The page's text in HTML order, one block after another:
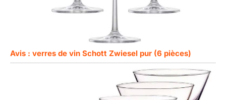
Avis : verres de vin Schott Zwiesel pur (6 pièces)